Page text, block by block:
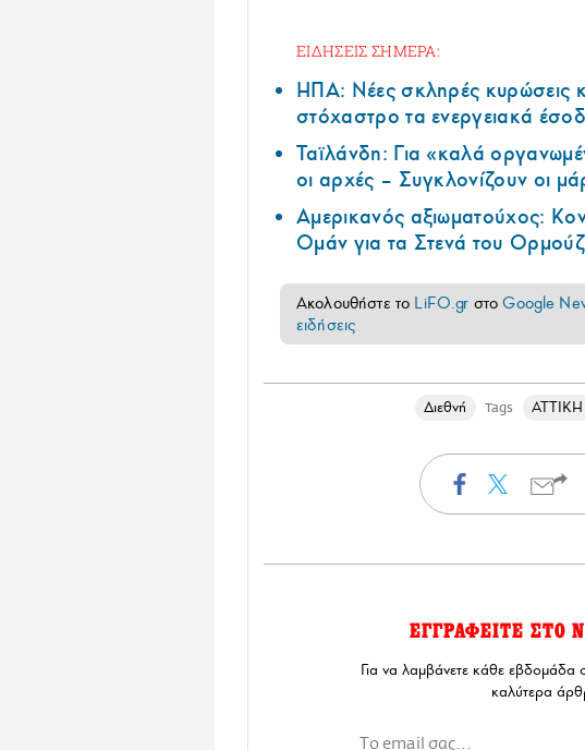
ΕΙΔΗΣΕΙΣ ΣΗΜΕΡΑ:
ΗΠΑ: Nέες σκληρές κυρώσεις
στόχαστρο τα ενεργειακά
Ταϊλάνδη: Για «καλά
οι αρχές – Συγκλονίζουν οι
Αμερικανός αξιωματούχος:
Ομάν για τα Στενά του Ορμούζ
Ακολουθήστε το LiFO.gr στοGoogle
ειδήσεις
Διεθνή Tags
ΕΓΓΡΑΦΕΙΤΕ ΣΤΟ
Για να λαμβάνετε κάθε εβδομάδα
καλύτερα